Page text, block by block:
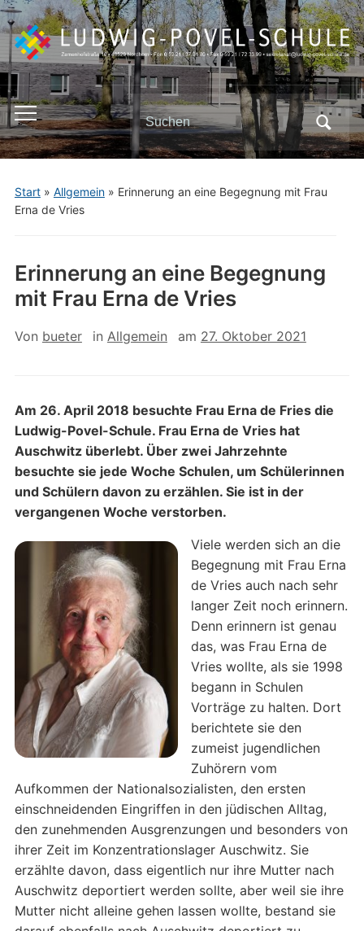
Toggle
mobile
menu
Search
for:
Start» Allgemein» Erinnerung an eine Begegnung mit Frau
Erna de Vries
Erinnerung an eine Begegnung
mit Frau Erna de Vries
Von bueter in Allgemein am 27. Oktober 2021
Am 26. April 2018 besuchte Frau Erna de Fries die
Ludwig-Povel-Schule. Frau Erna de Vries hat
Auschwitz überlebt. Über zwei Jahrzehnte
besuchte sie jede Woche Schulen, um Schülerinnen
und Schülern davon zu erzählen. Sie ist in der
vergangenen Woche verstorben.
Viele werden sich an die
Begegnung mit Frau Erna
de Vries auch nach sehr
langer Zeit noch erinnern.
Denn erinnern ist genau
das, was Frau Erna de
Vries wollte, als sie 1998
begann in Schulen
Vorträge zu halten. Dort
berichtete sie den
zumeist jugendlichen
Zuhörern vom
Aufkommen der Nationalsozialisten, den ersten
einschneidenden Eingriffen in den jüdischen Alltag,
den zunehmenden Ausgrenzungen und besonders von
ihrer Zeit im Konzentrationslager Auschwitz. Sie
erzählte davon, dass eigentlich nur ihre Mutter nach
Auschwitz deportiert werden sollte, aber weil sie ihre
Mutter nicht alleine gehen lassen wollte, bestand sie